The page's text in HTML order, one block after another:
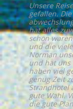
Unsere
gefallen.
hat alles
schön
und die
Norman
und hat uns
haben viel
genug Zeit
Strandhotel
gute Wahl.
die gute